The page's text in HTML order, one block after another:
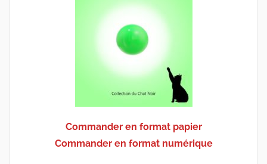
Commander en format papier
Commander en format numérique